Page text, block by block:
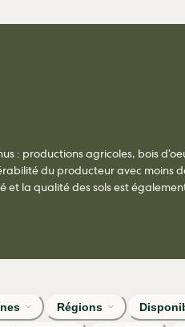
: productions agricoles, bois
du producteur avec moins
et la qualité des sols est
Régions